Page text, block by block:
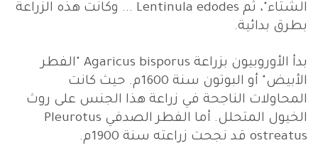
الشتاء"، ثم Lentinula edodes ... وكانت هذه الزراعة
بطرق بدائية.
بدأ الأوروبيون بزراعة Agaricus bisporus "الفطر
الأبيض" أو البوتون سنة 1600م. حيث كانت
المحاولات الناجحة في زراعة هذا الجنس على روث
الخيول المتحلل. أما الفطر الصدفي Pleurotus
ostreatus قد نجحت زراعته سنة 1900م.